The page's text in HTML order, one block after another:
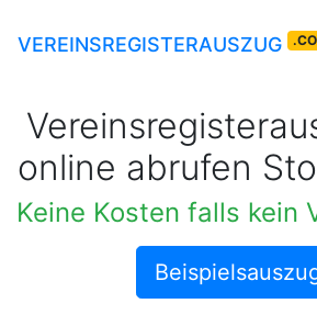
VEREINSREGISTERAUSZUG
online abrufen